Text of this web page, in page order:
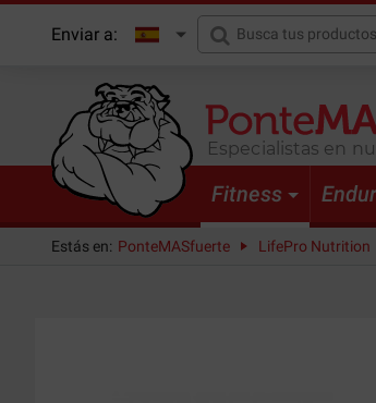
Enviar a:
Especialistas en
Fitness
Estás en: PonteMASfuerte LifePro Nutrition